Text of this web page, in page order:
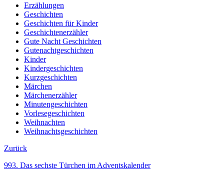
Erzählungen
Geschichten
Geschichten für Kinder
Geschichtenerzähler
Gute Nacht Geschichten
Gutenachtgeschichten
Kinder
Kindergeschichten
Kurzgeschichten
Märchen
Märchenerzähler
Minutengeschichten
Vorlesegeschichten
Weihnachten
Weihnachtsgeschichten
Zurück
993. Das sechste Türchen im Adventskalender